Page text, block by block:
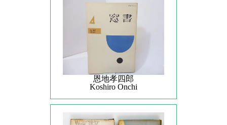
恩地孝四郎
Koshiro Onchi